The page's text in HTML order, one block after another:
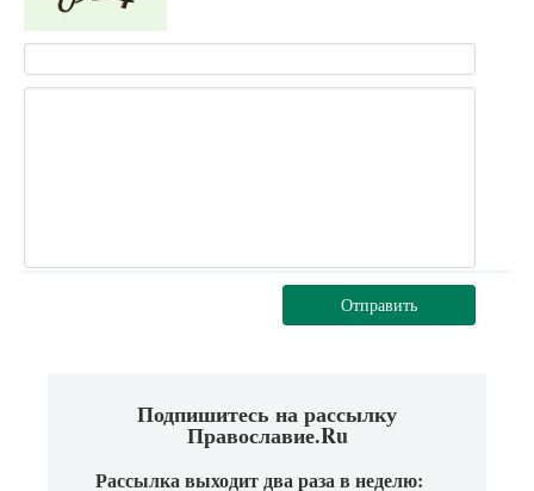
Отправить
Подпишитесь на рассылку
Православие.Ru
Рассылка выходит два раза в неделю: